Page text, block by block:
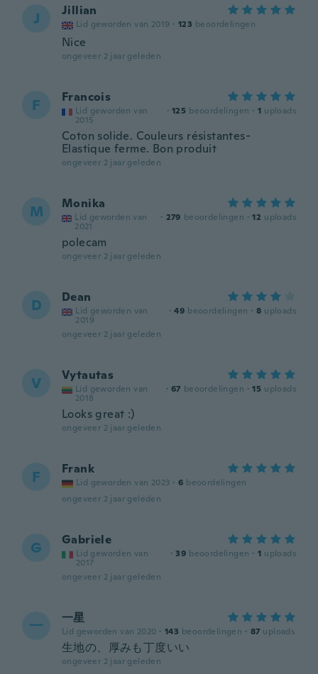
J Jillian
Lid geworden van 2019 · 123 beoordelingen
Nice
ongeveer 2 jaar geleden
F Francois
Lid geworden van
2015
· 125 beoordelingen · 1 uploads
Coton solide. Couleurs résistantes-
Elastique ferme. Bon produit
ongeveer 2 jaar geleden
M Monika
Lid geworden van
2021
· 279 beoordelingen · 12 uploads
polecam
ongeveer 2 jaar geleden
D Dean
Lid geworden van
2019
· 49 beoordelingen · 8 uploads
ongeveer 2 jaar geleden
V Vytautas
Lid geworden van
2018
· 67 beoordelingen · 15 uploads
Looks great :)
ongeveer 2 jaar geleden
F Frank
Lid geworden van 2023 · 6 beoordelingen
ongeveer 2 jaar geleden
G Gabriele
Lid geworden van
2017
· 39 beoordelingen · 1 uploads
ongeveer 2 jaar geleden
一 一星
Lid geworden van 2020 · 143 beoordelingen · 87 uploads
生地の、厚みも丁度いい
ongeveer 2 jaar geleden